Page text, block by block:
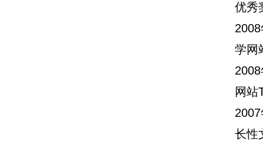
优秀
学网
网站
长性